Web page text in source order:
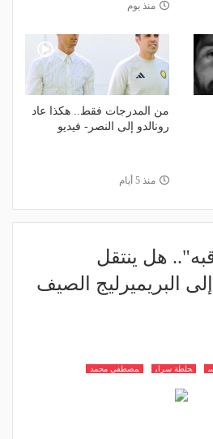
منذ يوم
من المدرجات فقط.. هكذا عاد
رونالدو إلى النصر- فيديو
منذ 5 أيام
هل ينتقل
البريميرليج الصيف
جلطة سراي مصطفى محمد